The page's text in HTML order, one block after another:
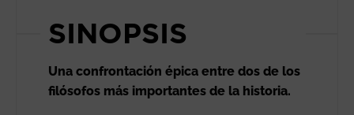
SINOPSIS
Una confrontación épica entre dos de los
filósofos más importantes de la historia.